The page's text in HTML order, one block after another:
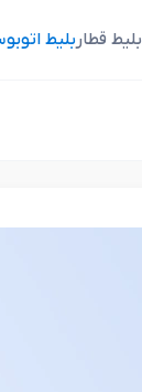
بلیط قطاربلیط